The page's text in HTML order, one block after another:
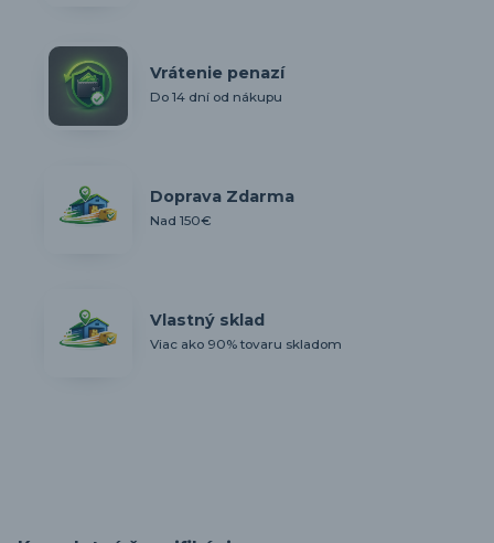
Vrátenie penazí
Do 14 dní od nákupu
Doprava Zdarma
Nad 150€
Vlastný sklad
Viac ako 90% tovaru skladom